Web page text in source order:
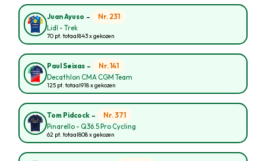
Juan Ayuso - Nr. 231
Lidl - Trek
70 pt. totaal843 x gekozen
Paul Seixas - Nr. 141
Decathlon CMA CGM Team
125 pt. totaal918 x gekozen
Tom Pidcock - Nr. 371
Pinarello - Q36.5 Pro Cycling
62 pt. totaal808 x gekozen